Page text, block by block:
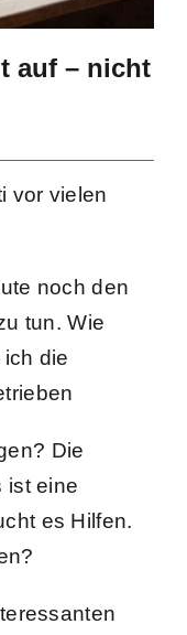
auf – nicht
vor vielen
noch den
tun. Wie
die
Die
ist eine
es Hilfen.